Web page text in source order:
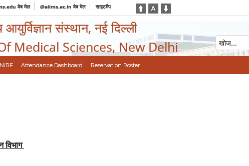
वेब मेल @aiims.ac.in वेब मेल साइटमैप
संस्थान, नई दिल्ली
Medical Sciences, New Delhi
NIRF Attendance Dashboard Reservation Roster
विभाग